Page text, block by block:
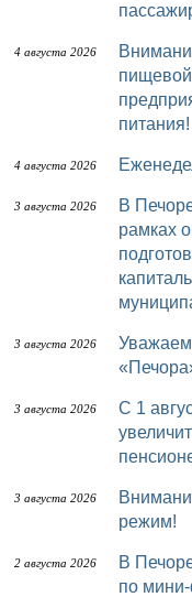
4 августа 2026
Вниманию производителей и поставщиков
пищевой
питания!
4 августа 2026
3 августа 2026
В Печоре прошла выездная проверка в
рамках
3 августа 2026
Уважаемые жители муниципального района
3 августа 2026
С 1 августа Отделение СФР по Коми
3 августа 2026
Внимание! Особый противопожарный
режим!
2 августа 2026
В Печоре продолжается летнее Первенство
по